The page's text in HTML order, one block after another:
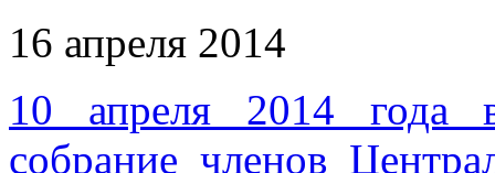
16 апреля 2014
10 апреля 2014 года
собрание членов